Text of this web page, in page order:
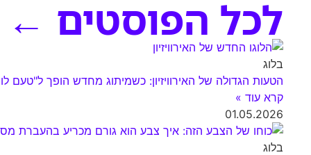
לכל הפוסטים ←
בלוג
הטעות הגדולה של האירוויזיון: כשמיתוג מחדש הופך ל"טעם
קרא עוד »
01.05.2026
בלוג